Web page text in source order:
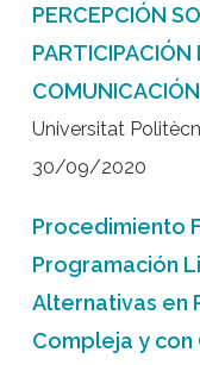
PERCEPCIÓN
Universitat
30/09/2020
Procedimiento
Programación
Alternativas en
Compleja y con